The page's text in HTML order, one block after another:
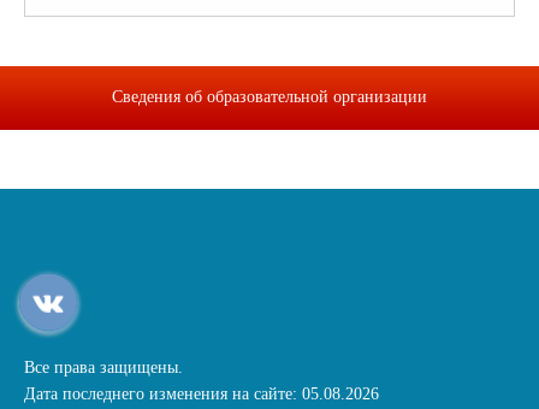
Сведения об образовательной организации
Все права защищены.
Дата последнего изменения на сайте: 05.08.2026